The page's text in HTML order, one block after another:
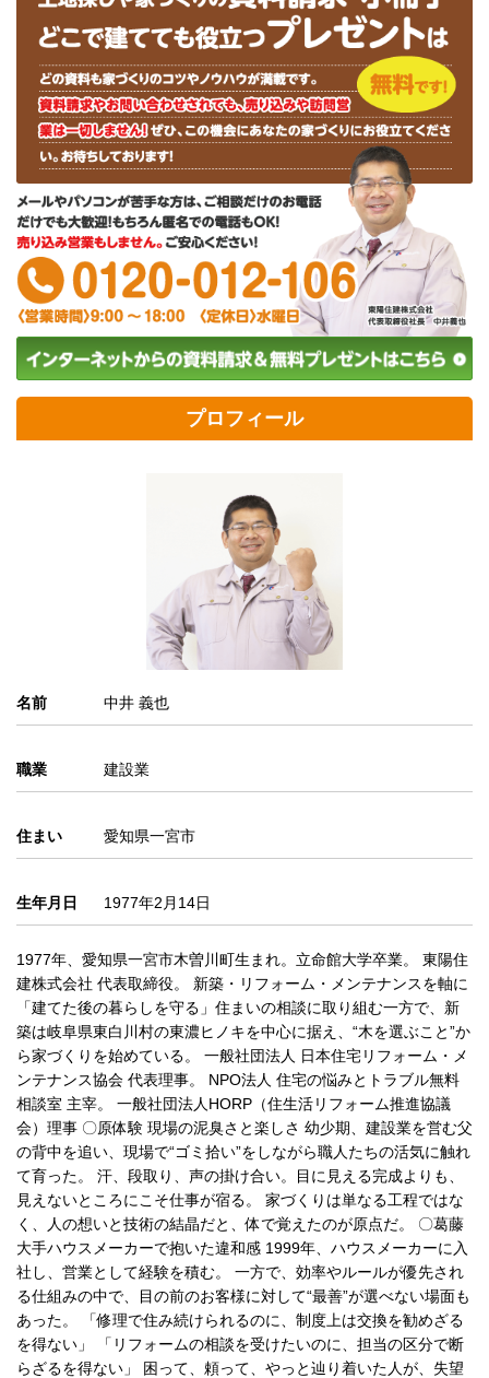
プロフィール
名前 中井 義也
職業 建設業
住まい 愛知県一宮市
生年月日 1977年2月14日
1977年、愛知県一宮市木曽川町生まれ。立命館大学卒業。 東陽住
建株式会社 代表取締役。 新築・リフォーム・メンテナンスを軸に
「建てた後の暮らしを守る」住まいの相談に取り組む一方で、新
築は岐阜県東白川村の東濃ヒノキを中心に据え、“木を選ぶこと”か
ら家づくりを始めている。 一般社団法人 日本住宅リフォーム・メ
ンテナンス協会 代表理事。 NPO法人 住宅の悩みとトラブル無料
相談室 主宰。 一般社団法人HORP（住生活リフォーム推進協議
会）理事 〇原体験 現場の泥臭さと楽しさ 幼少期、建設業を営む父
の背中を追い、現場で“ゴミ拾い”をしながら職人たちの活気に触れ
て育った。 汗、段取り、声の掛け合い。目に見える完成よりも、
見えないところにこそ仕事が宿る。 家づくりは単なる工程ではな
く、人の想いと技術の結晶だと、体で覚えたのが原点だ。 〇葛藤
大手ハウスメーカーで抱いた違和感 1999年、ハウスメーカーに入
社し、営業として経験を積む。 一方で、効率やルールが優先され
る仕組みの中で、目の前のお客様に対して“最善”が選べない場面も
あった。 「修理で住み続けられるのに、制度上は交換を勧めざる
を得ない」 「リフォームの相談を受けたいのに、担当の区分で断
らざるを得ない」 困って、頼って、やっと辿り着いた人が、失望